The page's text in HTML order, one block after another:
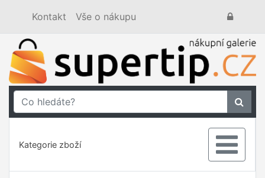
Kontakt Vše o nákupu
Kategorie zboží